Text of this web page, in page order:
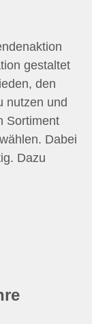
gestaltet
den
nutzen und
Sortiment
Dabei
Dazu